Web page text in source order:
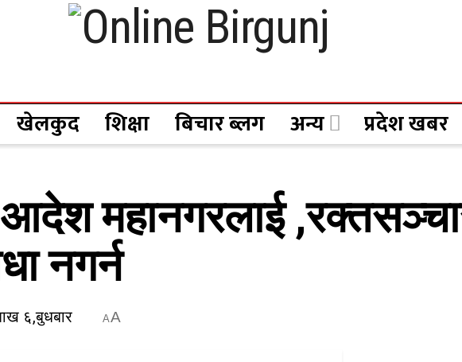
खेलकुद शिक्षा बिचार ब्लग अन्य प्रदेश खबर
महानगरलाई
नगर्न
६,बुधबार AA